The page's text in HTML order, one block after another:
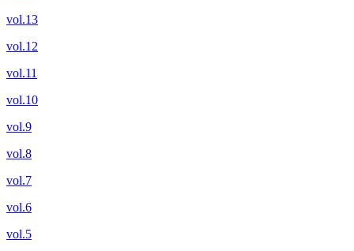
vol.13
vol.12
vol.11
vol.10
vol.9
vol.8
vol.7
vol.6
vol.5